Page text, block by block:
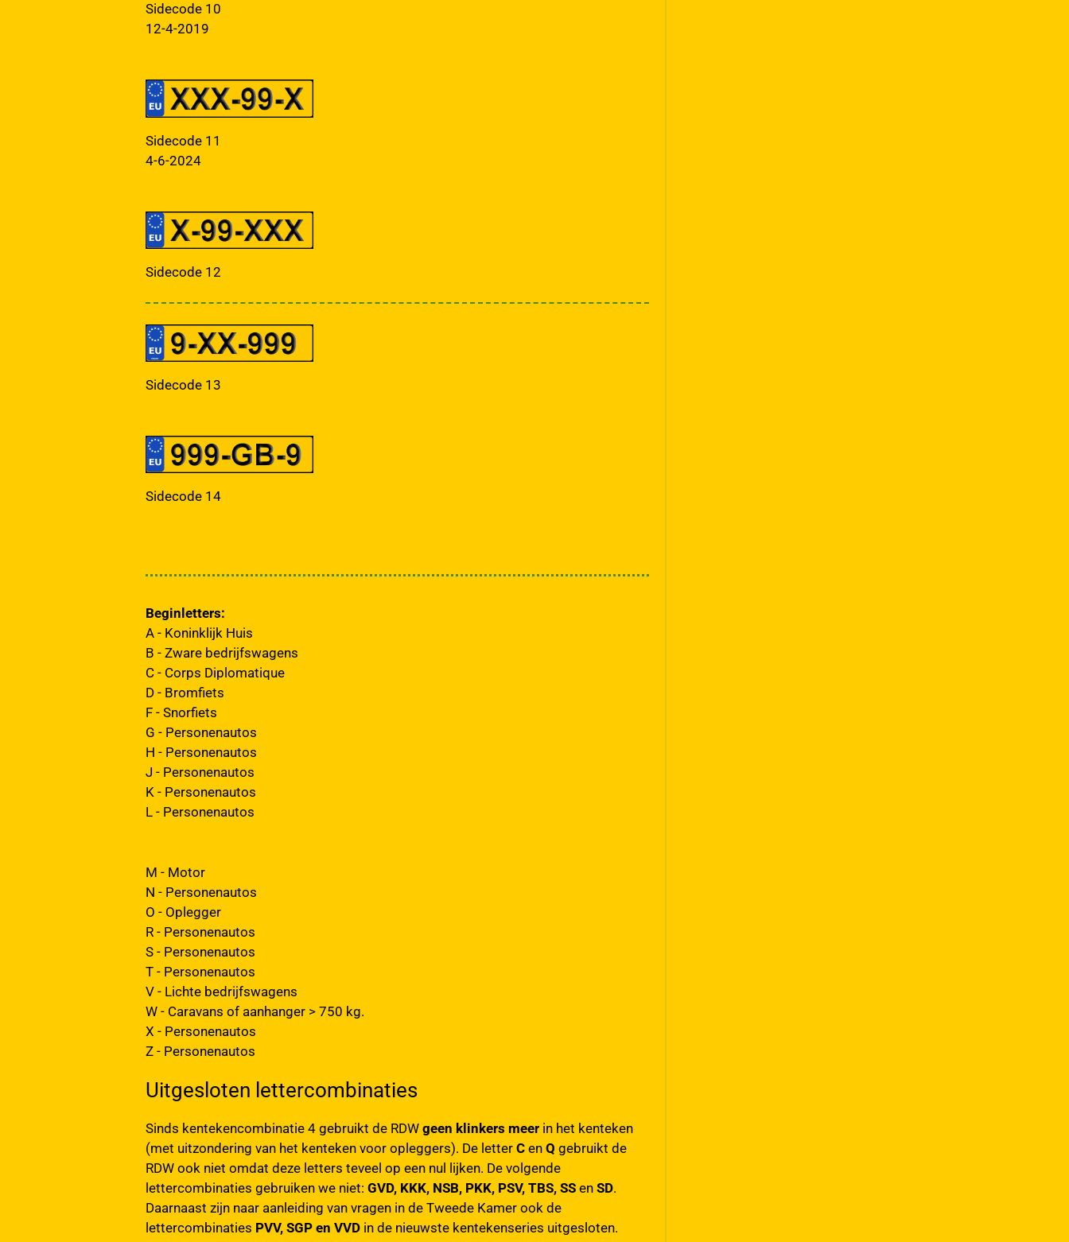
Sidecode 10
12-4-2019
Sidecode 11
4-6-2024
Sidecode 12
Sidecode 13
Sidecode 14
Beginletters:
A - Koninklijk Huis
B - Zware bedrijfswagens
C - Corps Diplomatique
D - Bromfiets
F - Snorfiets
G - Personenautos
H - Personenautos
J - Personenautos
K - Personenautos
L - Personenautos
M - Motor
N - Personenautos
O - Oplegger
R - Personenautos
S - Personenautos
T - Personenautos
V - Lichte bedrijfswagens
W - Caravans of aanhanger > 750 kg.
X - Personenautos
Z - Personenautos
Uitgesloten lettercombinaties
Sinds kentekencombinatie 4 gebruikt de RDW geen klinkers meer in het kenteken
(met uitzondering van het kenteken voor opleggers). De letter C en Q gebruikt de
RDW ook niet omdat deze letters teveel op een nul lijken. De volgende
lettercombinaties gebruiken we niet: GVD, KKK, NSB, PKK, PSV, TBS, SS en SD.
Daarnaast zijn naar aanleiding van vragen in de Tweede Kamer ook de
lettercombinaties PVV, SGP en VVD in de nieuwste kentekenseries uitgesloten.